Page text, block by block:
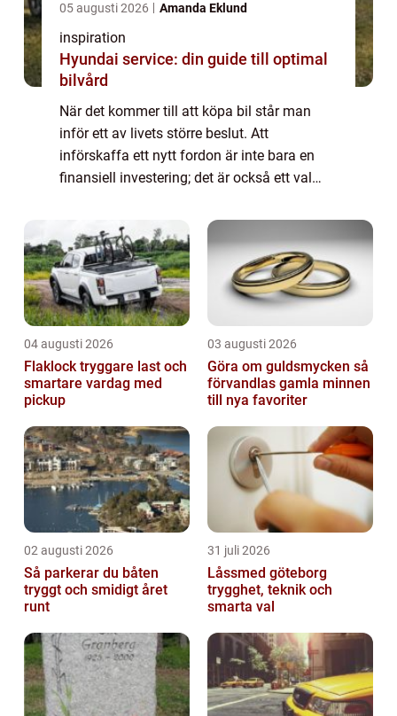
05 augusti 2026 Amanda Eklund
inspiration
Hyundai service: din guide till optimal
bilvård
När det kommer till att köpa bil står man
inför ett av livets större beslut. Att
införskaffa ett nytt fordon är inte bara en
finansiell investering; det är också ett val
04 augusti 2026
Flaklock tryggare last och
smartare vardag med
pickup
03 augusti 2026
Göra om guldsmycken så
förvandlas gamla minnen
till nya favoriter
02 augusti 2026
Så parkerar du båten
tryggt och smidigt året
runt
31 juli 2026
Låssmed göteborg
trygghet, teknik och
smarta val